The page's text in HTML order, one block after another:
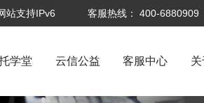
客服热线： 400-6880909
站支持IPv6
学堂 云信公益 客服中心